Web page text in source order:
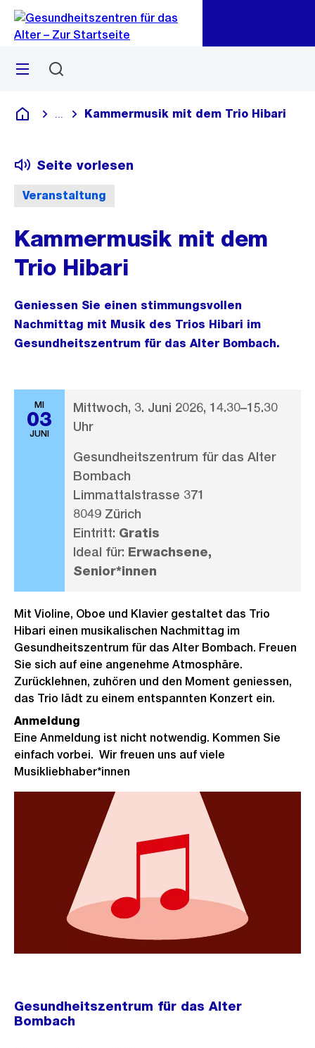
Navigation
Sprunglink
Menü
Gesundheitszentren für das Alter
Blende alle Breadcrumbs ein
Kammermusik mit dem Trio Hibari
Veranstaltung
Seite vorlesen
Kammermusik mit dem
Trio Hibari
Geniessen Sie einen stimmungsvollen
Nachmittag mit Musik des Trios Hibari im
Gesundheitszentrum für das Alter Bombach.
MI
03
JUNI
Mittwoch, 3. Juni 2026, 14.30–15.30
Uhr
Gesundheitszentrum für das Alter
Bombach
Limmattalstrasse 371
8049 Zürich
Eintritt: Gratis
Ideal für: Erwachsene,
Senior*innen
Mit Violine, Oboe und Klavier gestaltet das Trio
Hibari einen musikalischen Nachmittag im
Gesundheitszentrum für das Alter Bombach. Freuen
Sie sich auf eine angenehme Atmosphäre.
Zurücklehnen, zuhören und den Moment geniessen,
das Trio lädt zu einem entspannten Konzert ein.
Anmeldung
Eine Anmeldung ist nicht notwendig. Kommen Sie
einfach vorbei. Wir freuen uns auf viele
Musikliebhaber*innen
Gesundheitszentrum für das Alter
Bombach